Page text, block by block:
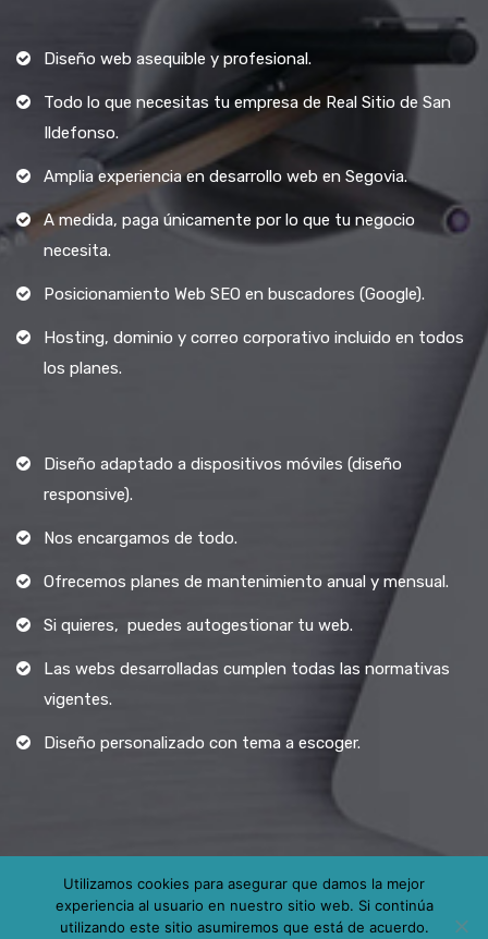
Diseño web asequible y profesional.
Todo lo que necesitas tu empresa de Real Sitio de San
Ildefonso.
Amplia experiencia en desarrollo web en Segovia.
A medida, paga únicamente por lo que tu negocio
necesita.
Posicionamiento Web SEO en buscadores (Google).
Hosting, dominio y correo corporativo incluido en todos
los planes.
Diseño adaptado a dispositivos móviles (diseño
responsive).
Nos encargamos de todo.
Ofrecemos planes de mantenimiento anual y mensual.
Si quieres, puedes autogestionar tu web.
Las webs desarrolladas cumplen todas las normativas
vigentes.
Diseño personalizado con tema a escoger.
Todos los derechos reservados.
Utilizamos cookies para asegurar que damos la mejor
experiencia al usuario en nuestro sitio web. Si continúa
utilizando este sitio asumiremos que está de acuerdo.